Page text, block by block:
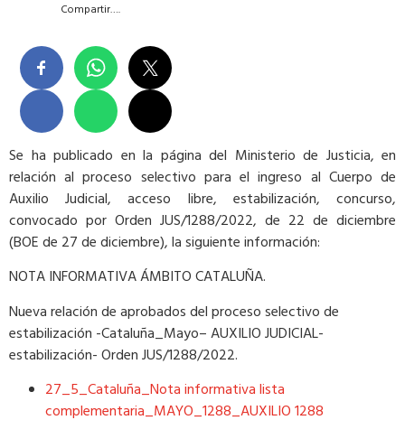
Compartir….
Se ha publicado en la página del Ministerio de Justicia, en
relación al proceso selectivo para el ingreso al Cuerpo de
Auxilio Judicial, acceso libre, estabilización, concurso,
convocado por Orden JUS/1288/2022, de 22 de diciembre
(BOE de 27 de diciembre), la siguiente información:
NOTA INFORMATIVA ÁMBITO CATALUÑA.
​Nueva relación de aprobados del proceso selectivo de
estabilización -Cataluña_Mayo– AUXILIO JUDICIAL-
estabilización- Orden JUS/1288/2022.
27_5_Cataluña_Nota informativa lista
complementaria_MAYO_1288_AUXILIO 1288